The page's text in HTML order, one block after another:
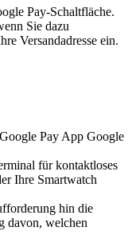
Pay-Schaltfläche.
Sie dazu
Versandadresse ein.
Pay App Google
für kontaktloses
Ihre Smartwatch
hin die
davon, welchen